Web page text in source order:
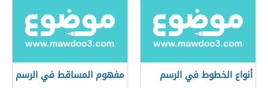
أنواع الخطوط في الرسم
مفهوم المساقط في الرسم